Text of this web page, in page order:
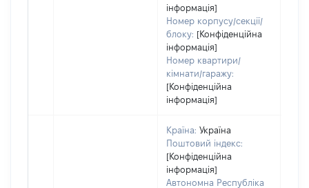
інформація]
Номер корпусу/секції/
блоку: [Конфіденційна
інформація]
Номер квартири/
кімнати/гаражу:
[Конфіденційна
інформація]
Країна: Україна
Поштовий індекс:
[Конфіденційна
інформація]
Автономна Республіка